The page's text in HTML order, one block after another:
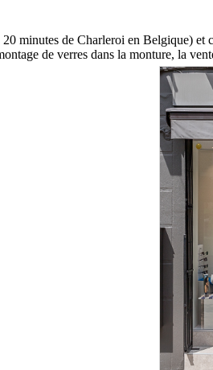
minutes de Charleroi en Belgique)
de verres dans la monture, la